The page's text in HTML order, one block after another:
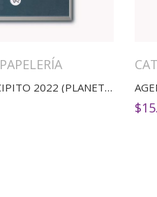
PAPELERÍA
AGENDA PRINCIPITO 2022 (PLANETA)
$